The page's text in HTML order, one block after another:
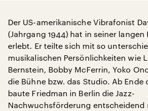
Der US-amerikanische Vibrafonist
(Jahrgang 1944) hat in seiner langen
erlebt. Er teilte sich mit so
musikalischen Persönlichkeiten wie
Bernstein, Bobby McFerrin, Yoko
die Bühne bzw. das Studio. Ab Ende
baute Friedman in Berlin die Jazz-
Nachwuchsförderung entscheidend